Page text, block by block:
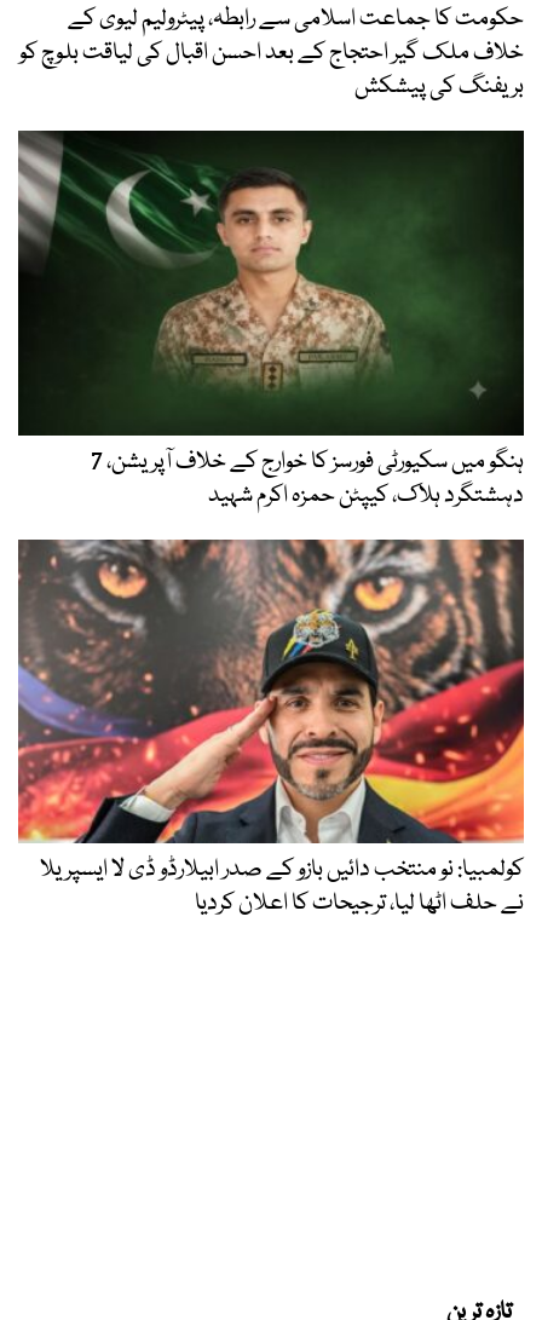
حکومت کا جماعت اسلامی سے رابطہ، پیٹرولیم لیوی کے
خلاف ملک گیر احتجاج کے بعد احسن اقبال کی لیاقت بلوچ کو
بریفنگ کی پیشکش
ہنگو میں سکیورٹی فورسز کا خوارج کے خلاف آپریشن، 7
دہشتگرد ہلاک، کیپٹن حمزہ اکرم شہید
کولمبیا: نو منتخب دائیں بازو کے صدر ابیلارڈو ڈی لا ایسپریلا
نے حلف اٹھا لیا، ترجیحات کا اعلان کردیا